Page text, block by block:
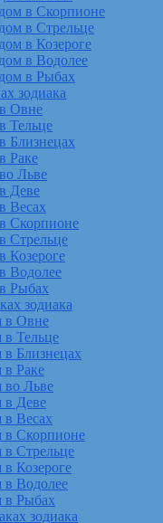
в Скорпионе
в Стрельце
в Козероге
в Водолее
в Рыбах
зодиака
Овне
Тельце
Близнецах
Раке
Льве
Деве
Весах
Скорпионе
Стрельце
Козероге
Водолее
Рыбах
зодиака
в Овне
в Тельце
Близнецах
в Раке
во Льве
в Деве
в Весах
в Скорпионе
в Стрельце
Козероге
в Водолее
в Рыбах
зодиака